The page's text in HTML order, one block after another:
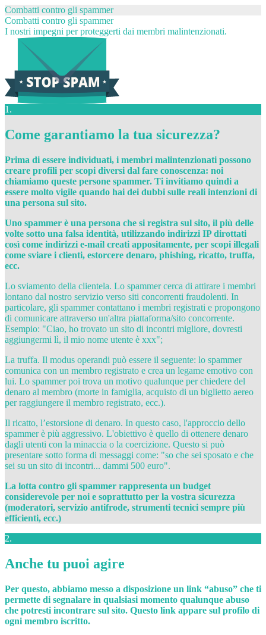
Combatti contro gli spammer
Combatti contro gli spammer
I nostri impegni per proteggerti dai membri malintenzionati.
1.
Come garantiamo la tua sicurezza?
Prima di essere individuati, i membri malintenzionati possono
creare profili per scopi diversi dal fare conoscenza: noi
chiamiamo queste persone spammer. Ti invitiamo quindi a
essere molto vigile quando hai dei dubbi sulle reali intenzioni di
una persona sul sito.
Uno spammer è una persona che si registra sul sito, il più delle
volte sotto una falsa identità, utilizzando indirizzi IP dirottati
così come indirizzi e-mail creati appositamente, per scopi illegali
come sviare i clienti, estorcere denaro, phishing, ricatto, truffa,
ecc.
Lo sviamento della clientela. Lo spammer cerca di attirare i membri
lontano dal nostro servizio verso siti concorrenti fraudolenti. In
particolare, gli spammer contattano i membri registrati e propongono
di comunicare attraverso un'altra piattaforma/sito concorrente.
Esempio: "Ciao, ho trovato un sito di incontri migliore, dovresti
aggiungermi lì, il mio nome utente è xxx";
La truffa. Il modus operandi può essere il seguente: lo spammer
comunica con un membro registrato e crea un legame emotivo con
lui. Lo spammer poi trova un motivo qualunque per chiedere del
denaro al membro (morte in famiglia, acquisto di un biglietto aereo
per raggiungere il membro registrato, ecc.).
Il ricatto, l’estorsione di denaro. In questo caso, l'approccio dello
spammer è più aggressivo. L'obiettivo è quello di ottenere denaro
dagli utenti con la minaccia o la coercizione. Questo si può
presentare sotto forma di messaggi come: "so che sei sposato e che
sei su un sito di incontri... dammi 500 euro".
La lotta contro gli spammer rappresenta un budget
considerevole per noi e soprattutto per la vostra sicurezza
(moderatori, servizio antifrode, strumenti tecnici sempre più
efficienti, ecc.)
2.
Anche tu puoi agire
Per questo, abbiamo messo a disposizione un link “abuso” che ti
permette di segnalare in qualsiasi momento qualunque abuso
che potresti incontrare sul sito. Questo link appare sul profilo di
ogni membro iscritto.